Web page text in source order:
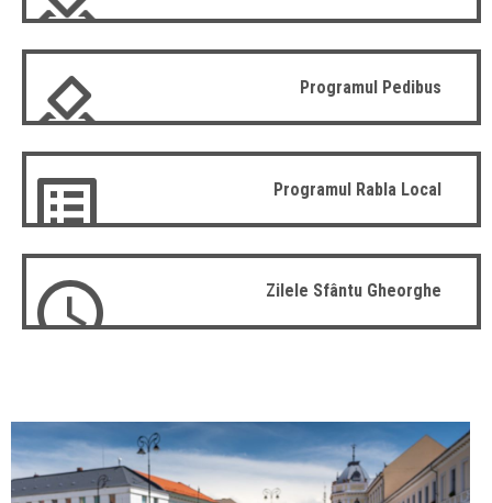
Programul Pedibus
Programul Rabla Local
Zilele Sfântu Gheorghe